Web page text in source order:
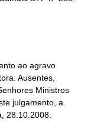
ao agravo
Ausentes,
Ministros
julgamento, a
28.10.2008.